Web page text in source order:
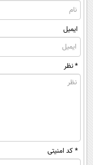
ایمیل
* نظر
* کد امنیتی